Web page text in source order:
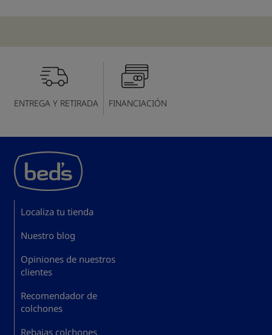
ENTREGA Y RETIRADA FINANCIACIÓN
Localiza tu tienda
Nuestro blog
Opiniones de nuestros
clientes
Recomendador de
colchones
Rebajas colchones